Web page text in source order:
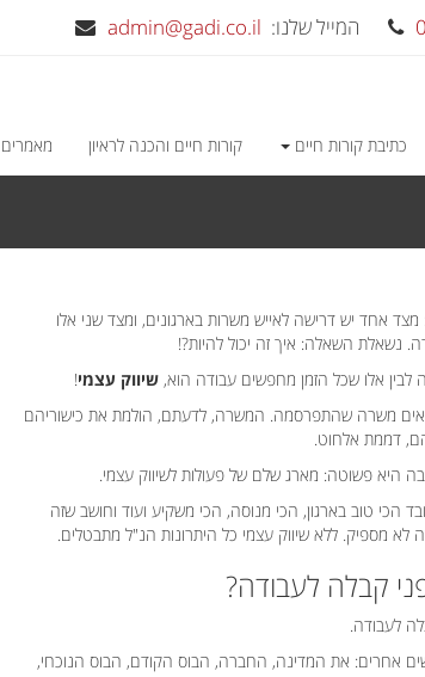
המייל שלנו: admin@gadi.co.il
כתיבת קורות חיים קורות חיים והכנה לראיון מאמרים
אחד יש דרישה לאייש משרות בארגונים, ומצד שני אלו
השאלה: איך זה יכול להיות?!
אלו שכל הזמן מחפשים עבודה הוא, שיווק עצמי!
משרה שהתפרסמה. המשרה, לדעתם, הולמת את כישוריהם
דממת אלחוט.
היא פשוטה: מארג שלם של פעולות לשיווק עצמי.
הכי טוב בארגון, הכי מנוסה, הכי משקיע ועוד וחושב שזה
מספיק. ללא שיווק עצמי כל היתרונות הנ"ל מתבטלים.
קבלה לעבודה?
לעבודה.
אחרים: את המדינה, החברה, הבוס הקודם, הבוס הנוכחי,